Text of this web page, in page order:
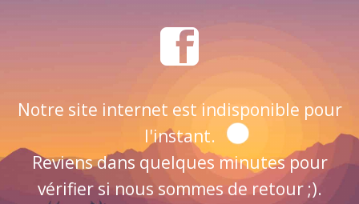
Notre site internet est indisponible pour
l'instant.
Reviens dans quelques minutes pour
vérifier si nous sommes de retour ;).